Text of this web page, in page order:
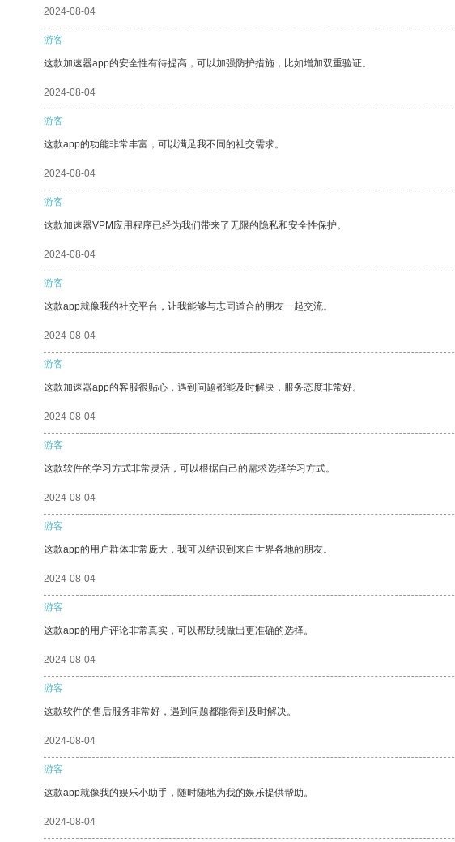
2024-08-04
游客
这款加速器app的安全性有待提高，可以加强防护措施，比如增加双重验证。
2024-08-04
游客
这款app的功能非常丰富，可以满足我不同的社交需求。
2024-08-04
游客
这款加速器VPM应用程序已经为我们带来了无限的隐私和安全性保护。
2024-08-04
游客
这款app就像我的社交平台，让我能够与志同道合的朋友一起交流。
2024-08-04
游客
这款加速器app的客服很贴心，遇到问题都能及时解决，服务态度非常好。
2024-08-04
游客
这款软件的学习方式非常灵活，可以根据自己的需求选择学习方式。
2024-08-04
游客
这款app的用户群体非常庞大，我可以结识到来自世界各地的朋友。
2024-08-04
游客
这款app的用户评论非常真实，可以帮助我做出更准确的选择。
2024-08-04
游客
这款软件的售后服务非常好，遇到问题都能得到及时解决。
2024-08-04
游客
这款app就像我的娱乐小助手，随时随地为我的娱乐提供帮助。
2024-08-04